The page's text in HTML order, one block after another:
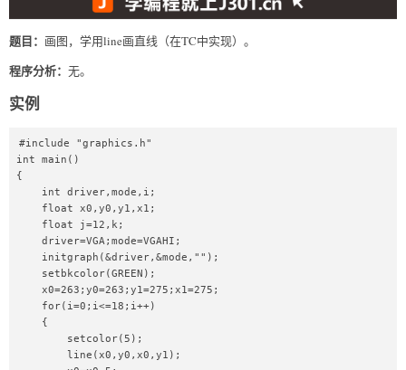
题目： 画图，学用line画直线（在TC中实现）。
程序分析： 无。
实例
#include "graphics.h"
int main()
{